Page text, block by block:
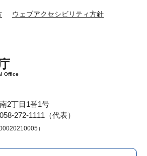
ウェブアクセシビリティ方針
Office
2丁目1番1号
272-1111（代表）
）